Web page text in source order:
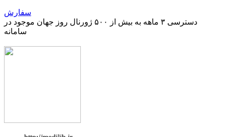
سفارش
دسترسی ۳ ماهه به بیش از ۵۰۰ ژورنال روز جهان موجود در
سامانه